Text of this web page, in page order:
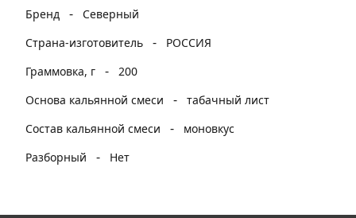
Бренд -
Северный
Страна-изготовитель
-
РОССИЯ
Граммовка, г
- 200
Основа кальянной смеси
- табачный лист
Состав кальянной смеси
-
моновкус
Разборный
- Нет